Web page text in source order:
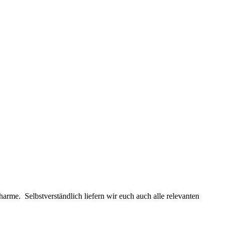
Selbstverständlich liefern wir euch auch alle relevanten